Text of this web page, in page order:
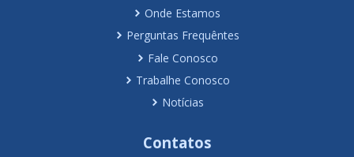
Onde Estamos
Perguntas Frequêntes
Fale Conosco
Trabalhe Conosco
Notícias
Contatos